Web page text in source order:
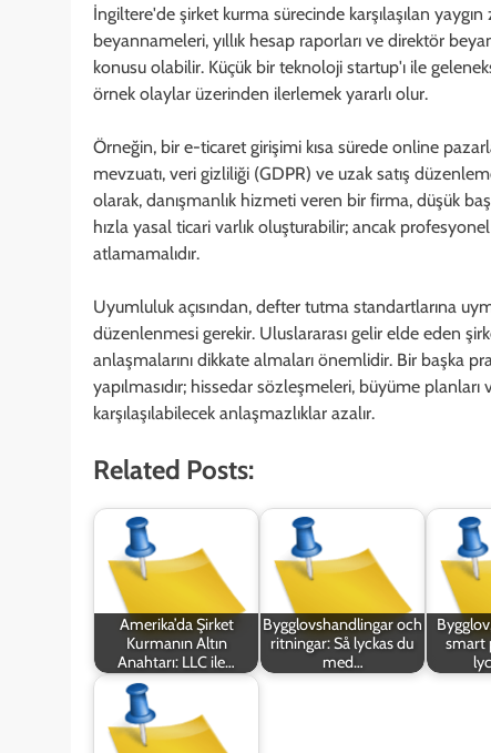
İngiltere'de şirket kurma sürecinde karşılaşılan
beyannameleri, yıllık hesap raporları ve direktör
konusu olabilir. Küçük bir teknoloji startup'ı ile
örnek olaylar üzerinden ilerlemek yararlı olur.
Örneğin, bir e-ticaret girişimi kısa sürede online
mevzuatı, veri gizliliği (GDPR) ve uzak satış
olarak, danışmanlık hizmeti veren bir firma, düşük
hızla yasal ticari varlık oluşturabilir; ancak
atlamamalıdır.
Uyumluluk açısından, defter tutma standartlarına
düzenlenmesi gerekir. Uluslararası gelir elde eden
anlaşmalarını dikkate almaları önemlidir. Bir başka
yapılmasıdır; hissedar sözleşmeleri, büyüme
karşılaşılabilecek anlaşmazlıklar azalır.
Related Posts:
Amerika’da Şirket
Kurmanın Altın
Anahtarı: LLC ile…
Bygglovshandlingar och
ritningar: Så lyckas du
med…
smart